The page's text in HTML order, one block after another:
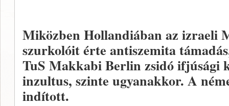
Miközben Hollandiában az izraeli
szurkolóit érte antiszemita
TuS Makkabi Berlin zsidó ifjúsági
inzultus, szinte ugyanakkor. A
indított.